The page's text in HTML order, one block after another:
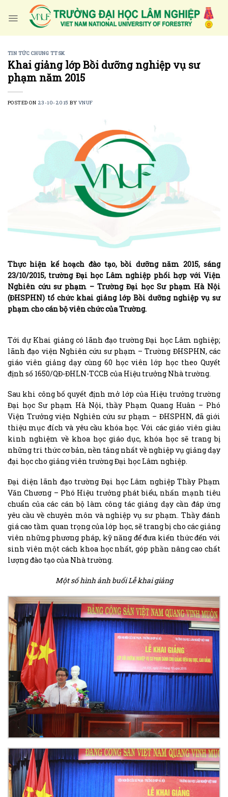
TIN TỨC CHUNG TTSK
Khai giảng lớp Bồi dưỡng nghiệp vụ sư
phạm năm 2015
POSTED ON 23-10-2015 BY VNUF
Thực hiện kế hoạch đào tạo, bồi dưỡng năm 2015, sáng
23/10/2015, trường Đại học Lâm nghiệp phối hợp với Viện
Nghiên cứu sư phạm – Trường Đại học Sư phạm Hà Nội
(ĐHSPHN) tổ chức khai giảng lớp Bồi dưỡng nghiệp vụ sư
phạm cho cán bộ viên chức của Trường.
Tới dự Khai giảng có lãnh đạo trường Đại học Lâm nghiệp;
lãnh đạo viện Nghiên cứu sư phạm – Trường ĐHSPHN, các
giáo viên giảng dạy cùng 60 học viên lớp học theo Quyết
định số 1650/QĐ-ĐHLN-TCCB của Hiệu trưởng Nhà trường.
Sau khi công bố quyết định mở lớp của Hiệu trưởng trường
Đại học Sư phạm Hà Nội, thầy Phạm Quang Huân – Phó
Viện Trưởng viện Nghiên cứu sư phạm – ĐHSPHN, đã giới
thiệu mục đích và yêu cầu khóa học. Với các giáo viên giàu
kinh nghiệm về khoa học giáo dục, khóa học sẽ trang bị
những tri thức cơ bản, nền tảng nhất về nghiệp vụ giảng dạy
đại học cho giảng viên trường Đại học Lâm nghiệp.
Đại diện lãnh đạo trường Đại học Lâm nghiệp Thầy Phạm
Văn Chương – Phó Hiệu trưởng phát biểu, nhấn mạnh tiêu
chuẩn của các cán bộ làm công tác giảng dạy cần đáp ứng
yêu cầu về chuyên môn và nghiệp vụ sư phạm. Thầy đánh
giá cao tầm quan trọng của lớp học, sẽ trang bị cho các giảng
viên những phương pháp, kỹ năng để đưa kiến thức đến với
sinh viên một cách khoa học nhất, góp phần nâng cao chất
lượng đào tạo của Nhà trường.
Một số hình ảnh buổi Lễ khai giảng